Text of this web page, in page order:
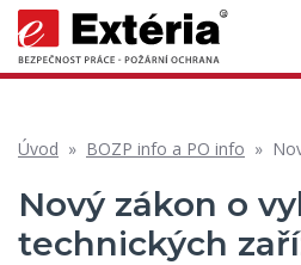
Úvod » BOZP info a PO info » Nový
Nový zákon o
technických